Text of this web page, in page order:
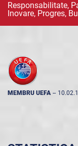
Responsabilitate,
Inovare, Progres,
MEMBRU UEFA --